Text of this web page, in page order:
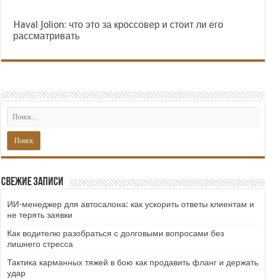
Haval Jolion: что это за кроссовер и стоит ли его
рассматривать
Свежие записи
ИИ-менеджер для автосалона: как ускорить ответы клиентам и
не терять заявки
Как водителю разобраться с долговыми вопросами без
лишнего стресса
Тактика карманных тяжей в бою как продавить фланг и держать
удар